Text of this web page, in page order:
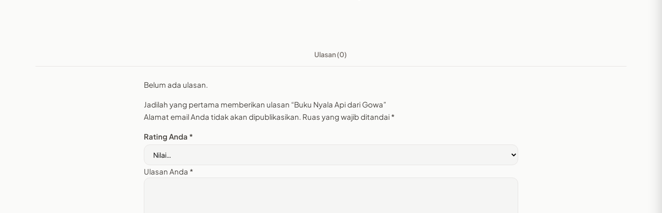
Ulasan (0)
Belum ada ulasan.
Jadilah yang pertama memberikan ulasan “Buku Nyala Api dari Gowa”
Alamat email Anda tidak akan dipublikasikan. Ruas yang wajib ditandai *
Rating Anda *
Ulasan Anda *